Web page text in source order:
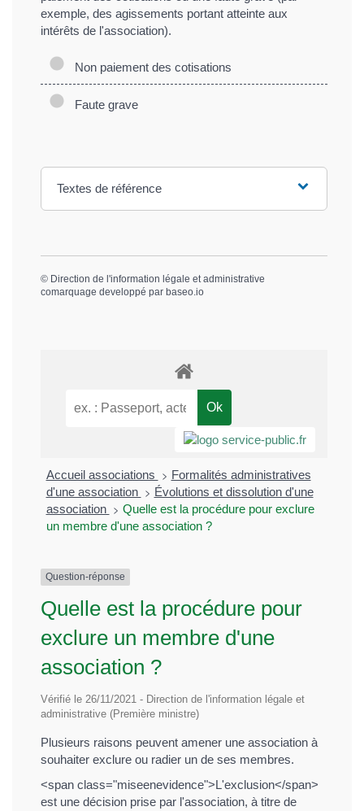
exemple, des agissements portant atteinte aux
intérêts de l'association).
Non paiement des cotisations
Faute grave
Textes de référence
© Direction de l'information légale et administrative
comarquage developpé par baseo.io
Accueil associations > Formalités administratives
d'une association > Évolutions et dissolution d'une
association > Quelle est la procédure pour exclure
un membre d'une association ?
Question-réponse
Quelle est la procédure pour
exclure un membre d'une
association ?
Vérifié le 26/11/2021 - Direction de l'information légale et
administrative (Première ministre)
Plusieurs raisons peuvent amener une association à
souhaiter exclure ou radier un de ses membres.
<span class="miseenevidence">L'exclusion</span>
est une décision prise par l'association, à titre de